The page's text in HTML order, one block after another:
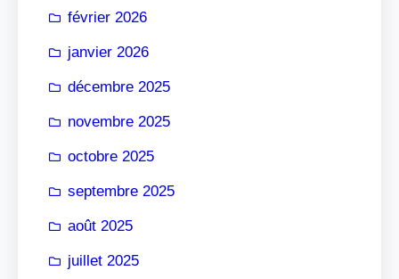
février 2026
janvier 2026
décembre 2025
novembre 2025
octobre 2025
septembre 2025
août 2025
juillet 2025